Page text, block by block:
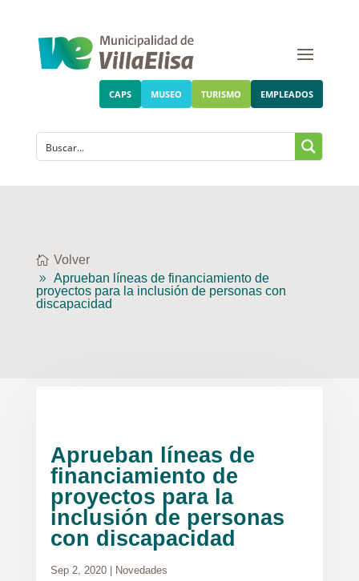
CAPS MUSEO TURISMO EMPLEADOS
Volver
Aprueban líneas de financiamiento de
proyectos para la inclusión de personas con
discapacidad
Aprueban líneas de
financiamiento de
proyectos para la
inclusión de personas
con discapacidad
Sep 2, 2020| Novedades